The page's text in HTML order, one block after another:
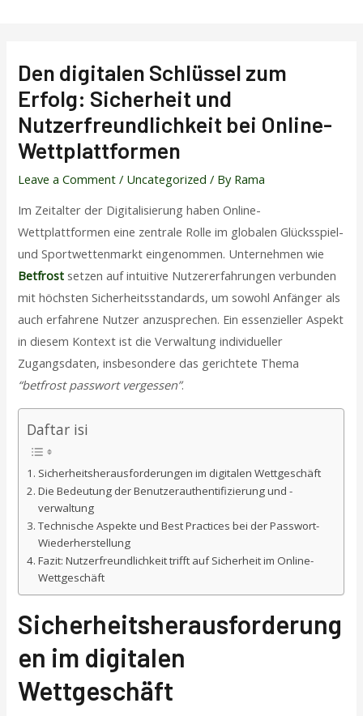
Den digitalen Schlüssel zum
Erfolg: Sicherheit und
Nutzerfreundlichkeit bei Online-
Wettplattformen
Leave a Comment / Uncategorized / By Rama
Im Zeitalter der Digitalisierung haben Online-
Wettplattformen eine zentrale Rolle im globalen Glücksspiel-
und Sportwettenmarkt eingenommen. Unternehmen wie
Betfrost setzen auf intuitive Nutzererfahrungen verbunden
mit höchsten Sicherheitsstandards, um sowohl Anfänger als
auch erfahrene Nutzer anzusprechen. Ein essenzieller Aspekt
in diesem Kontext ist die Verwaltung individueller
Zugangsdaten, insbesondere das gerichtete Thema
“betfrost passwort vergessen”.
Daftar isi
Sicherheitsherausforderungen im digitalen Wettgeschäft
Die Bedeutung der Benutzerauthentifizierung und -
verwaltung
Technische Aspekte und Best Practices bei der Passwort-
Wiederherstellung
Fazit: Nutzerfreundlichkeit trifft auf Sicherheit im Online-
Wettgeschäft
Sicherheitsherausforderung
en im digitalen
Wettgeschäft